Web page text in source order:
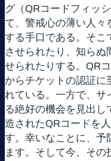
グ（QRコードフィッ
て、警戒心の薄い人々
する手口である。そこ
させられたり、知らぬ
せられたりする。QR
からチケットの認証に
れている。一方で、サ
る絶好の機会を見出し
造されたQRコードを
す。幸いなことに、予
ます。そして今、その